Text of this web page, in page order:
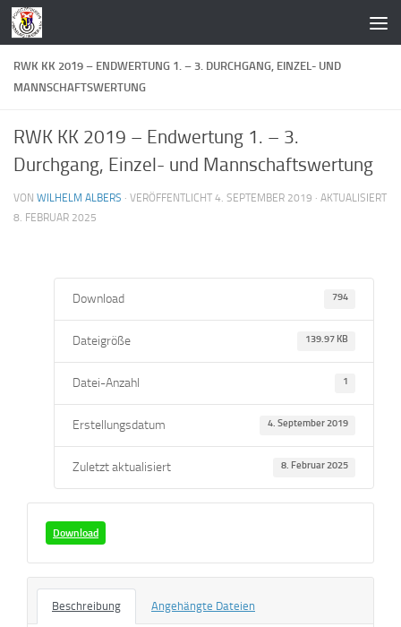
Zum Inhalt springen
RWK KK 2019 – ENDWERTUNG 1. – 3. DURCHGANG, EINZEL- UND
MANNSCHAFTSWERTUNG
RWK KK 2019 – Endwertung 1. – 3.
Durchgang, Einzel- und Mannschaftswertung
VON WILHELM ALBERS · VERÖFFENTLICHT 4. SEPTEMBER 2019 · AKTUALISIERT
8. FEBRUAR 2025
Download 794
Dateigröße 139.97 KB
Datei-Anzahl 1
Erstellungsdatum 4. September 2019
Zuletzt aktualisiert 8. Februar 2025
Download
Beschreibung Angehängte Dateien